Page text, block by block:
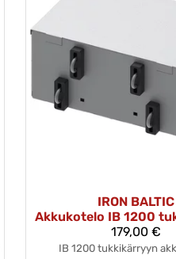
IRON BALTIC
Akkukotelo IB 1200
179,00 €
IB 1200 tukkikärryyn